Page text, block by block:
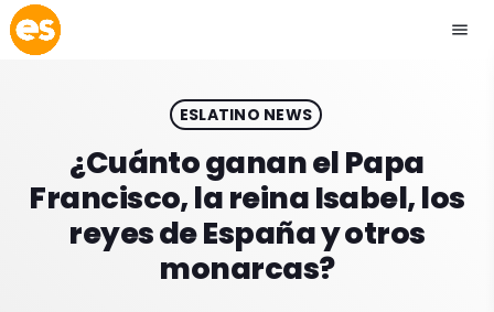
menu
EMISIÓN LA PAZ
play_arrow EMISIÓN COCHABAMBA
ESLATINO NEWS
¿Cuánto ganan el Papa
Francisco, la reina Isabel, los
reyes de España y otros
monarcas?